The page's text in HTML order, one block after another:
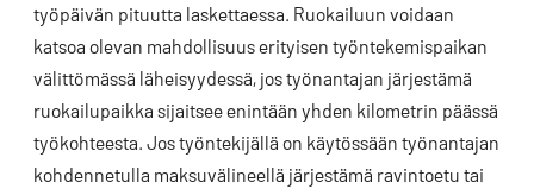
työpäivän pituutta laskettaessa. Ruokailuun voidaan
katsoa olevan mahdollisuus erityisen työntekemispaikan
välittömässä läheisyydessä, jos työnantajan järjestämä
ruokailupaikka sijaitsee enintään yhden kilometrin päässä
työkohteesta. Jos työntekijällä on käytössään työnantajan
kohdennetulla maksuvälineellä järjestämä ravintoetu tai